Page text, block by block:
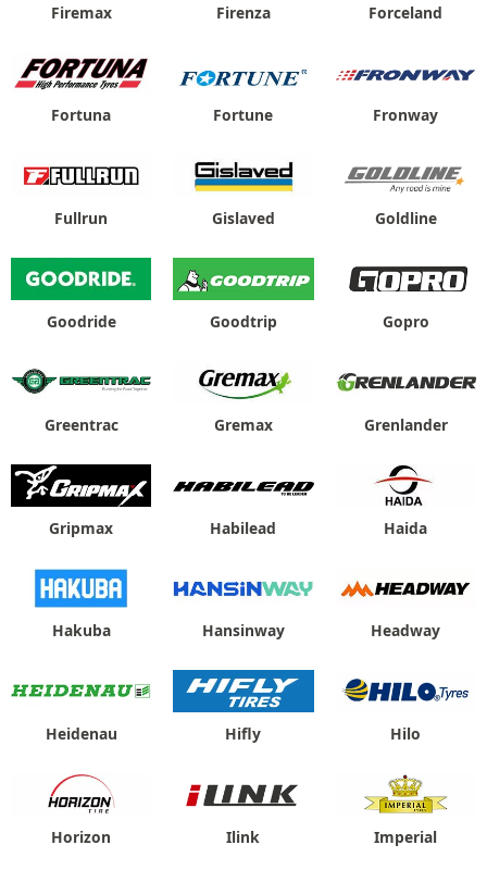
Firemax Firenza Forceland
Fortuna Fortune Fronway
Fullrun Gislaved Goldline
Goodride Goodtrip Gopro
Greentrac Gremax Grenlander
Gripmax Habilead Haida
Hakuba Hansinway Headway
Heidenau Hifly Hilo
Horizon Ilink Imperial